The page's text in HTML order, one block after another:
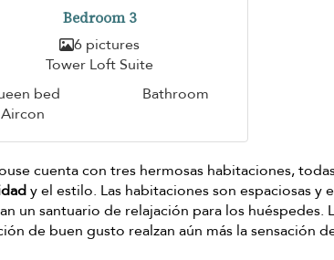
Bedroom 3
6 pictures
Tower Loft Suite
bed
Bathroom
Aircon
cuenta con tres hermosas habitaciones,
y el estilo. Las habitaciones son espaciosas
un santuario de relajación para los huéspedes.
de buen gusto realzan aún más la sensación